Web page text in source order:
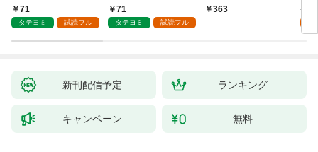
71
タテヨミ 試読フル
71
タテヨミ 試読フル
363
新刊配信予定 ランキング
キャンペーン 無料